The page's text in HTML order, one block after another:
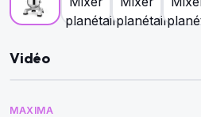
Vidéo
MAXIMA